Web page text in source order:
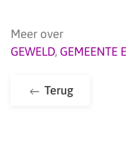
Meer over
GEWELD, GEMEENTE
Terug